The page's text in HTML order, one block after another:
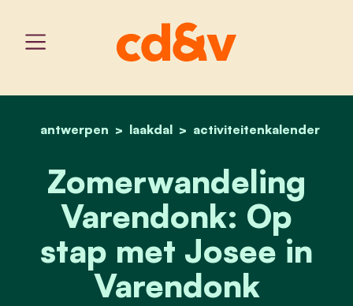
home
antwerpen laakdal activiteitenkalender
zomerwandeling
Zomerwandeling
Varendonk: Op
stap met Josee in
Varendonk